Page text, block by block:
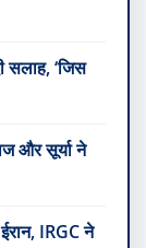
सलाह, ‘जिस
और सूर्या ने
IRGC ने